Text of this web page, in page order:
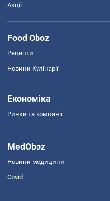
Акції
Food Oboz
Рецепти
Новини Кулінарії
Економіка
Ринки та компанії
MedOboz
Новини медицини
Covid